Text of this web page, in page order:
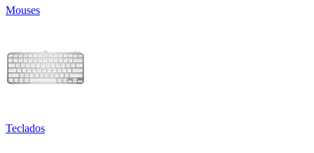
Mouses
Teclados